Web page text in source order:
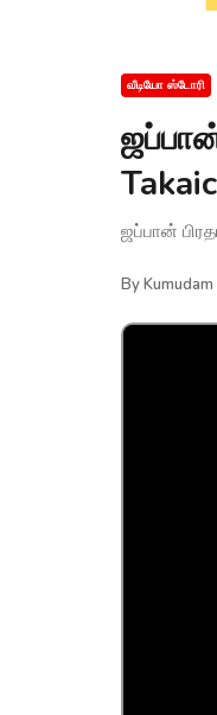
வீடியோ ஸ்டோரி
ஜப்பான்
ByKumudam